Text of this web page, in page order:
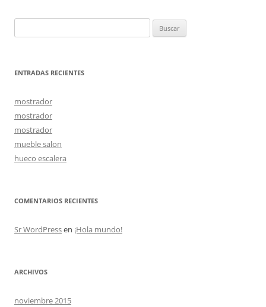
ENTRADAS RECIENTES
mostrador
mostrador
mostrador
mueble salon
hueco escalera
COMENTARIOS RECIENTES
Sr WordPressen ¡Hola mundo!
ARCHIVOS
noviembre 2015